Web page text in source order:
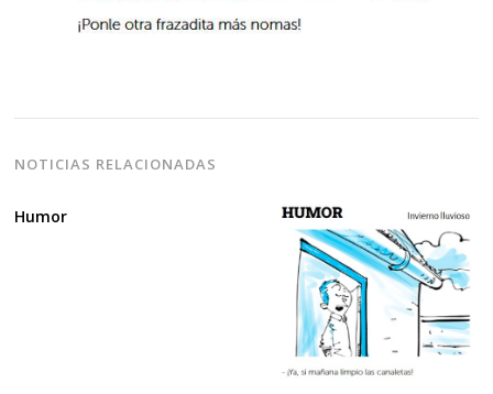
NOTICIAS RELACIONADAS
Humor